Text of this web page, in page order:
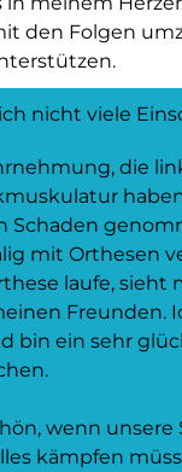
den Folgen
nicht viele
die
Schaden
mit Orthesen
laufe, sieht
Freunden.
bin ein sehr
wenn unsere
kämpfen